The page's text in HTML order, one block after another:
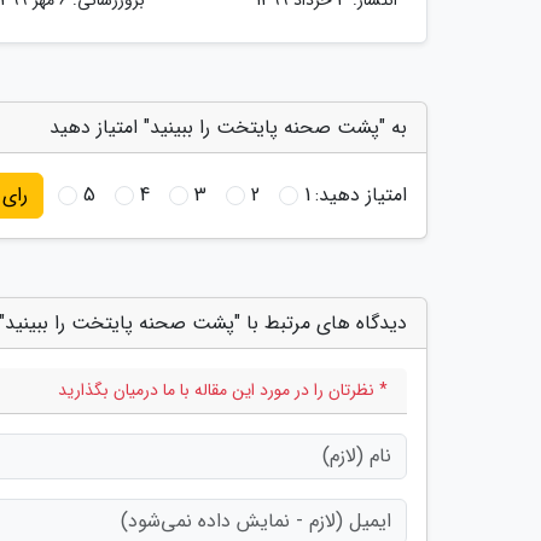
به "پشت صحنه پایتخت را ببینید" امتیاز دهید
امتیاز دهید:1
2
3
4
5 رای
دیدگاه های مرتبط با "پشت صحنه پایتخت را ببینید"
* نظرتان را در مورد این مقاله با ما درمیان بگذارید